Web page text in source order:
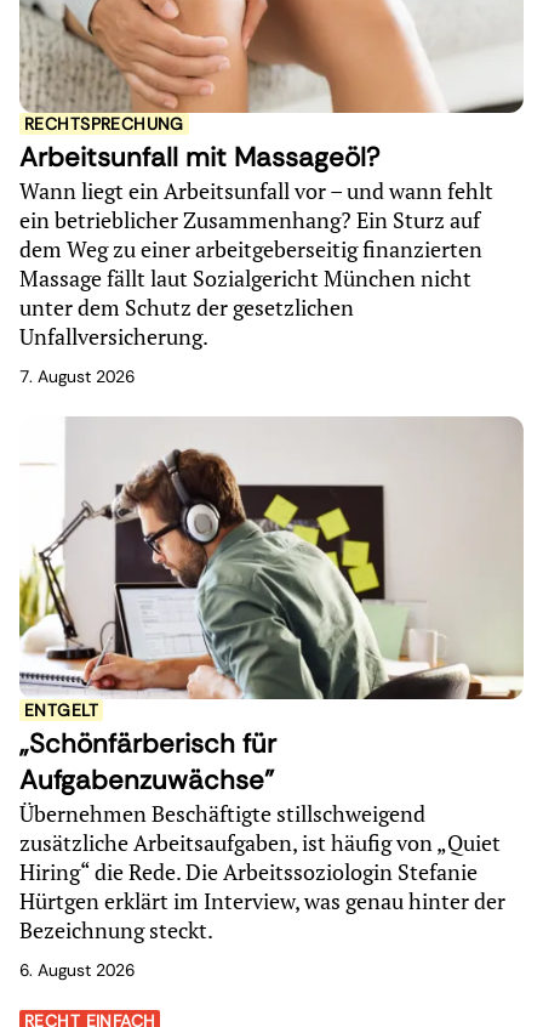
RECHTSPRECHUNG
Arbeitsunfall mit Massageöl?
Wann liegt ein Arbeitsunfall vor – und wann fehlt
ein betrieblicher Zusammenhang? Ein Sturz auf
dem Weg zu einer arbeitgeberseitig finanzierten
Massage fällt laut Sozialgericht München nicht
unter dem Schutz der gesetzlichen
Unfallversicherung.
7. August 2026
ENTGELT
„Schönfärberisch für
Aufgabenzuwächse"
Übernehmen Beschäftigte stillschweigend
zusätzliche Arbeitsaufgaben, ist häufig von „Quiet
Hiring“ die Rede. Die Arbeitssoziologin Stefanie
Hürtgen erklärt im Interview, was genau hinter der
Bezeichnung steckt.
6. August 2026
RECHT EINFACH